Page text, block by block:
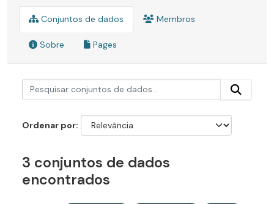
Conjuntos de dados Membros
Sobre Pages
Ordenar por
3 conjuntos de dados
encontrados